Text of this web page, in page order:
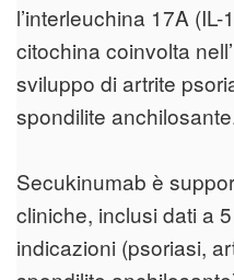
l’interleuchina 17A (IL-
citochina coinvolta
sviluppo di artrite
spondilite
Secukinumab è
cliniche, inclusi dati a
indicazioni (psoriasi,